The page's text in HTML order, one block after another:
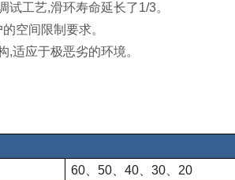
试工艺,滑环寿命延长了1/3。
空间限制要求。
,适应于极恶劣的环境。
60、50、40、30、20